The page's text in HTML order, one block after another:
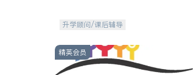
升学顾问/课后辅导
精英会员